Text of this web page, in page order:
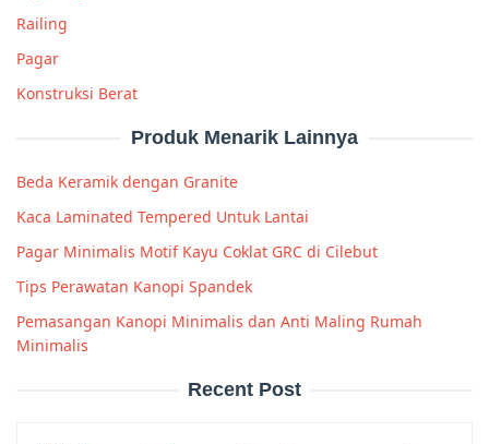
Railing
Pagar
Konstruksi Berat
Produk Menarik Lainnya
Beda Keramik dengan Granite
Kaca Laminated Tempered Untuk Lantai
Pagar Minimalis Motif Kayu Coklat GRC di Cilebut
Tips Perawatan Kanopi Spandek
Pemasangan Kanopi Minimalis dan Anti Maling Rumah
Minimalis
Recent Post